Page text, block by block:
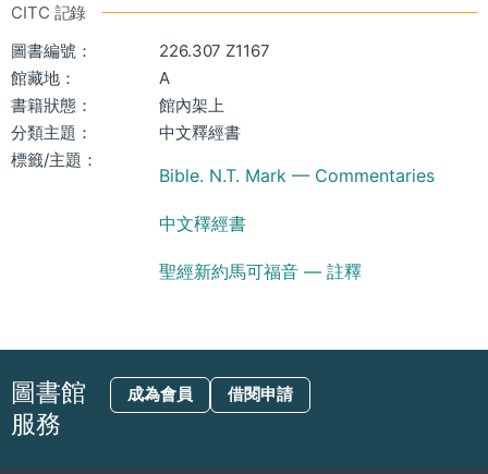
CITC 記錄
圖書編號：
226.307 Z1167
館藏地：
A
書籍狀態：
館內架上
分類主題：
中文釋經書
標籤/主題：
Bible. N.T. Mark — Commentaries
中文䆁經書
聖經新約馬可福音 — 註釋
圖書館
服務
成為會員 借閱申請